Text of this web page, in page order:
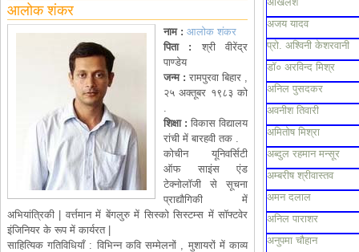
आलोक शंकर
नाम: आलोक शंकर
पिता: श्री वीरेंद्र
पाण्डेय
जन्म: रामपुरवा बिहार ,
२५ अक्तूबर १९८३ को
शिक्षा: विकास विद्यालय
रांची में बारहवी तक .
कोचीन यूनिवर्सिटी
ऑफ साइंस एंड
टेक्नोलॉजी से सूचना
प्राद्यौगिकी में
अभियांत्रिकी | वर्त्तमान में बेंगलुरु में सिस्को सिस्टम्स में सॉफ्टवेर
इंजिनियर के रूप में कार्यरत |
साहित्यिक गतिविधियाँ : विभिन्न कवि सम्मेलनों , मुशायरों में काव्य
अजय यादव
प्रो. अश्विनी केशरवानी
डॉ० अरविन्द मिश्र
अनिल पुसदकर
अवनीश तिवारी
अमितोष मिश्रा
अब्दुल रहमान मन्सूर
अम्बरीष श्रीवास्तव
अमन दलाल
अनिल पाराशर
अनुपमा चौहान